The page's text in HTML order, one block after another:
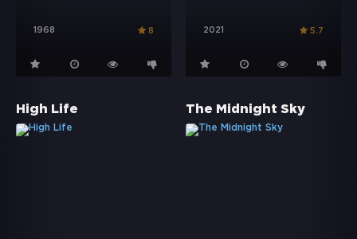
1968 8 2021 5.7
High Life The Midnight Sky